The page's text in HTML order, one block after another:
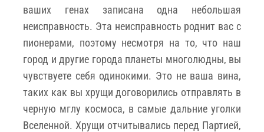
ваших генах записана одна небольшая
неисправность. Эта неисправность роднит вас с
пионерами, поэтому несмотря на то, что наш
город и другие города планеты многолюдны, вы
чувствуете себя одинокими. Это не ваша вина,
таких как вы хрущи договорились отправлять в
черную мглу космоса, в самые дальние уголки
Вселенной. Хрущи отчитывались перед Партией,